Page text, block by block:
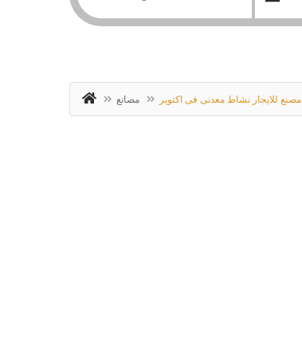
مصانع مصنع للايجار نشاط معدنى فى اكتوبر